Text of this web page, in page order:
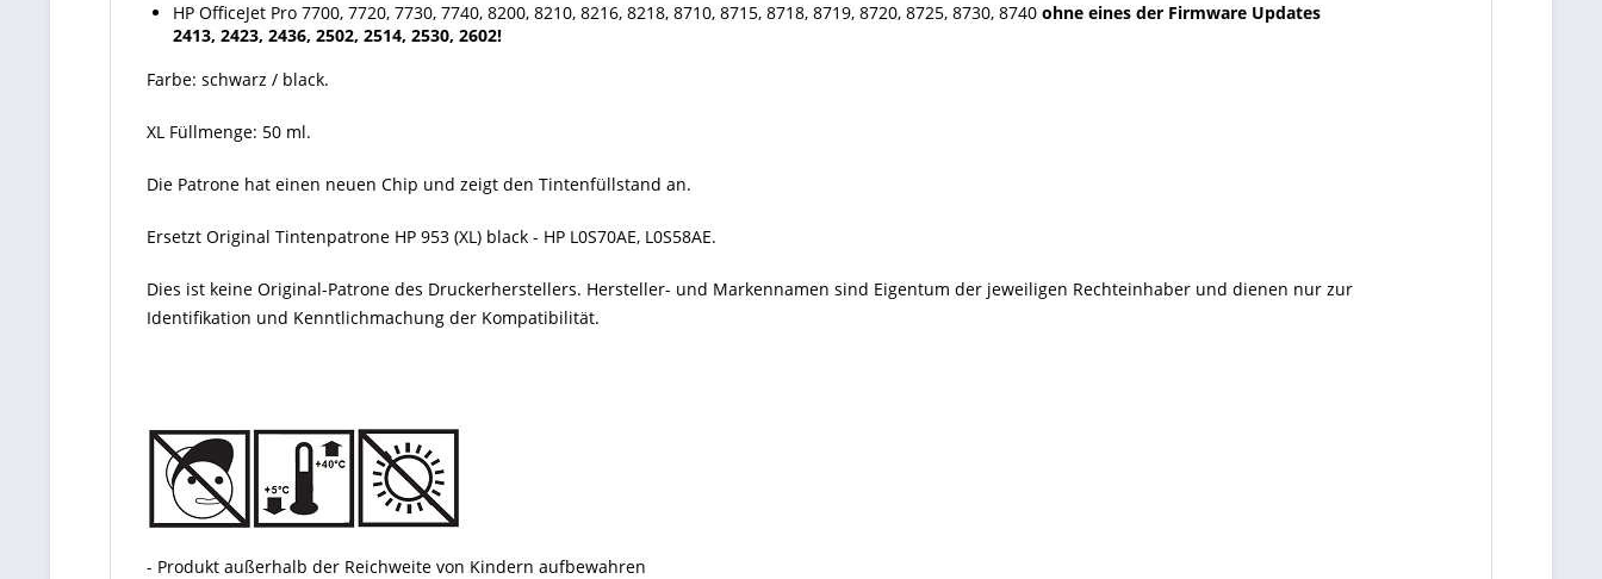
HP OfficeJet Pro 7700, 7720, 7730, 7740, 8200, 8210, 8216, 8218, 8710, 8715, 8718, 8719, 8720, 8725, 8730, 8740 ohne eines der Firmware Updates
2413, 2423, 2436, 2502, 2514, 2530, 2602!
Farbe: schwarz / black.
XL Füllmenge: 50 ml.
Die Patrone hat einen neuen Chip und zeigt den Tintenfüllstand an.
Ersetzt Original Tintenpatrone HP 953 (XL) black - HP L0S70AE, L0S58AE.
Dies ist keine Original-Patrone des Druckerherstellers. Hersteller- und Markennamen sind Eigentum der jeweiligen Rechteinhaber und dienen nur zur
Identifikation und Kenntlichmachung der Kompatibilität.
- Produkt außerhalb der Reichweite von Kindern aufbewahren